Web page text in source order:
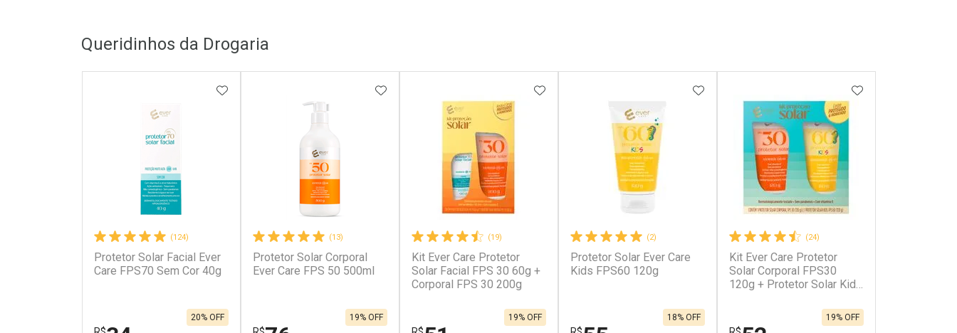
Queridinhos da Drogaria
(124)
Protetor Solar Facial Ever
Care FPS70 Sem Cor 40g
20% OFF
ADICIONAR AOS FAVORITOS
(13)
Protetor Solar Corporal
Ever Care FPS 50 500ml
19% OFF
ADICIONAR AOS FAVORITOS
(19)
Kit Ever Care Protetor
Solar Facial FPS 30 60g +
Corporal FPS 30 200g
19% OFF
ADICIONAR AOS FAVORITOS
(2)
Protetor Solar Ever Care
Kids FPS60 120g
18% OFF
ADICIONAR AOS FAVORITOS
(24)
Kit Ever Care Protetor
Solar Corporal FPS30
120g + Protetor Solar Kids
19% OFF
ADICIONAR AOS